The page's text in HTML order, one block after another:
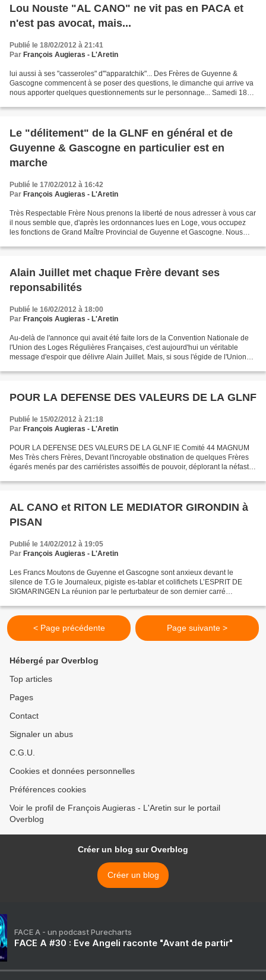
Lou Nouste "AL CANO" ne vit pas en PACA et
n'est pas avocat, mais...
Publié le 18/02/2012 à 21:41
Par François Augieras - L'Aretin
lui aussi à ses "casseroles" d'"apparatchik"... Des Frères de Guyenne &
Gascogne commencent à se poser des questions, le dimanche qui arrive va
nous apporter quelques questionnements sur le personnage... Samedi 18
Le "délitement" de la GLNF en général et de
Guyenne & Gascogne en particulier est en
marche
Publié le 17/02/2012 à 16:42
Par François Augieras - L'Aretin
Très Respectable Frère Nous prenons la liberté de nous adresser à vous car
il nous semble que, d'après les ordonnances lues en Loge, vous occupez
les fonctions de Grand Maître Provincial de Guyenne et Gascogne. Nous
Alain Juillet met chaque Frère devant ses
reponsabilités
Publié le 16/02/2012 à 18:00
Par François Augieras - L'Aretin
Au-delà de l'annonce qui avait été faite lors de la Convention Nationale de
l'Union des Loges Régulières Françaises, c'est aujourd'hui un véritable
message d'espoir que délivre Alain Juillet. Mais, si sous l'égide de l'Union
POUR LA DEFENSE DES VALEURS DE LA GLNF
Publié le 15/02/2012 à 21:18
Par François Augieras - L'Aretin
POUR LA DEFENSE DES VALEURS DE LA GLNF lE Comité 44 MAGNUM
Mes Très chers Frères, Devant l'incroyable obstination de quelques Frères
égarés menés par des carriéristes assoiffés de pouvoir, déplorant la néfaste
AL CANO et RITON LE MEDIATOR GIRONDIN à
PISAN
Publié le 14/02/2012 à 19:05
Par François Augieras - L'Aretin
Les Francs Moutons de Guyenne et Gascogne sont anxieux devant le
silence de T.G le Journaleux, pigiste es-tablar et colifichets L’ESPRIT DE
SIGMARINGEN La réunion par le perturbateur de son dernier carré
< Page précédente Page suivante >
Hébergé par Overblog
Top articles
Pages
Contact
Signaler un abus
C.G.U.
Cookies et données personnelles
Préférences cookies
Voir le profil de François Augieras - L'Aretin sur le portail
Overblog
Créer un blog sur Overblog
Créer un blog
FACE A - un podcast Purecharts
FACE A #30 : Eve Angeli raconte "Avant de partir"